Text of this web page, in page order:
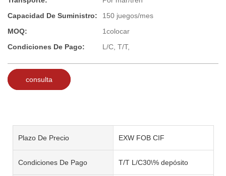
Capacidad De Suministro:
150 juegos/mes
MOQ:
1colocar
Condiciones De Pago:
L/C, T/T,
consulta
Plazo De Precio EXW FOB CIF
Condiciones De Pago T/T L/C30\% depósito